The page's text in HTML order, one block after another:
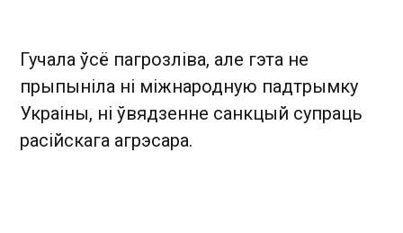
Гучала ўсё пагрозліва, але гэта не
прыпыніла ні міжнародную падтрымку
Украіны, ні ўвядзенне санкцый супраць
расійскага агрэсара.